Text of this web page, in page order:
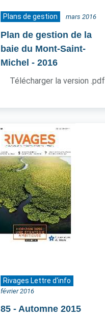
Plans de gestion mars 2016
Plan de gestion de la
baie du Mont-Saint-
Michel - 2016
Télécharger la version .pdf
Rivages Lettre d'info
février 2016
85 - Automne 2015